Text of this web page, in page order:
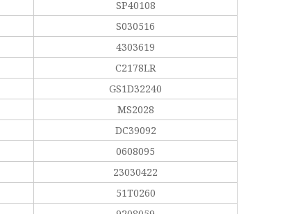
SP40108
S030516
4303619
C2178LR
GS1D32240
MS2028
DC39092
0608095
23030422
51T0260